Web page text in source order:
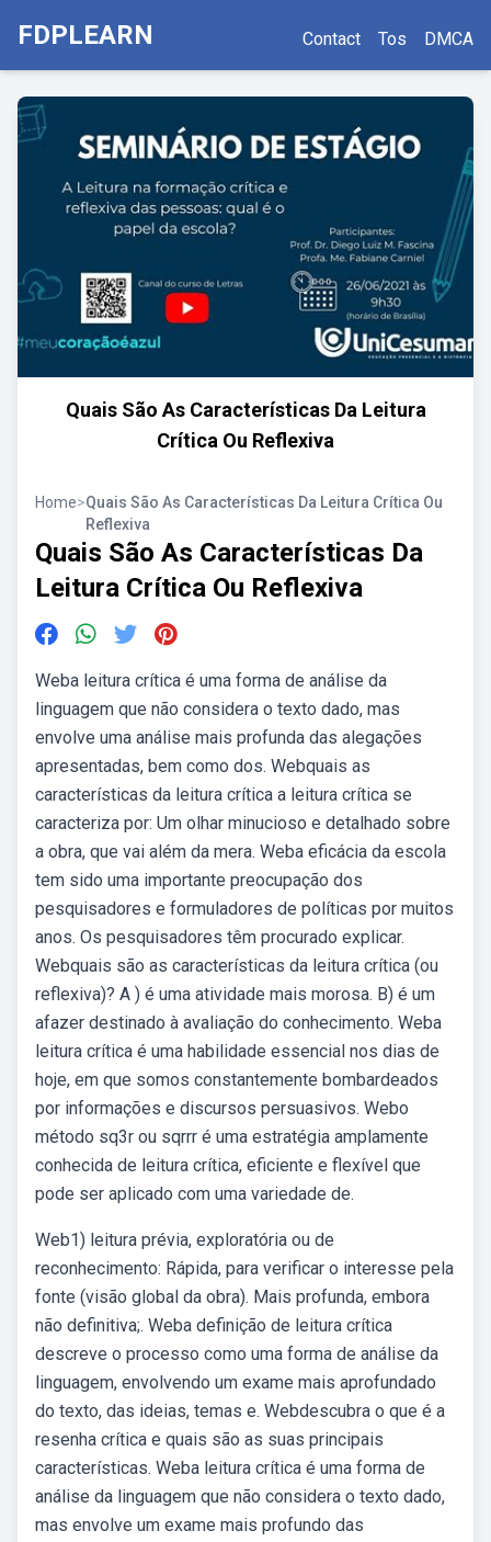
FDPLEARN Contact Tos DMCA
Quais São As Características Da Leitura
Crítica Ou Reflexiva
Home>Quais São As Características Da Leitura Crítica Ou
Reflexiva
Quais São As Características Da
Leitura Crítica Ou Reflexiva
Weba leitura crítica é uma forma de análise da
linguagem que não considera o texto dado, mas
envolve uma análise mais profunda das alegações
apresentadas, bem como dos. Webquais as
características da leitura crítica a leitura crítica se
caracteriza por: Um olhar minucioso e detalhado sobre
a obra, que vai além da mera. Weba eficácia da escola
tem sido uma importante preocupação dos
pesquisadores e formuladores de políticas por muitos
anos. Os pesquisadores têm procurado explicar.
Webquais são as características da leitura crítica (ou
reflexiva)? A ) é uma atividade mais morosa. B) é um
afazer destinado à avaliação do conhecimento. Weba
leitura crítica é uma habilidade essencial nos dias de
hoje, em que somos constantemente bombardeados
por informações e discursos persuasivos. Webo
método sq3r ou sqrrr é uma estratégia amplamente
conhecida de leitura crítica, eficiente e flexível que
pode ser aplicado com uma variedade de.
Web1) leitura prévia, exploratória ou de
reconhecimento: Rápida, para verificar o interesse pela
fonte (visão global da obra). Mais profunda, embora
não definitiva;. Weba definição de leitura crítica
descreve o processo como uma forma de análise da
linguagem, envolvendo um exame mais aprofundado
do texto, das ideias, temas e. Webdescubra o que é a
resenha crítica e quais são as suas principais
características. Weba leitura crítica é uma forma de
análise da linguagem que não considera o texto dado,
mas envolve um exame mais profundo das